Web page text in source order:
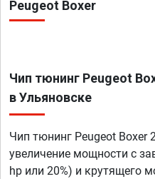
Peugeot Boxer
Чип тюнинг Peugeot
в Ульяновске
Чип тюнинг Peugeot Boxer
увеличение мощности с
hp или 20%) и крутящего